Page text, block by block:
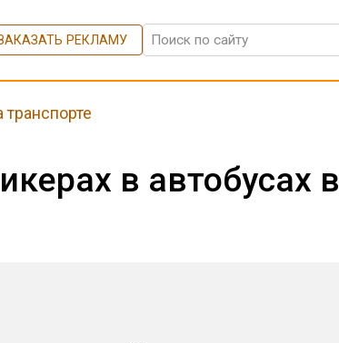
РЕКЛАМУ
в автобусах в